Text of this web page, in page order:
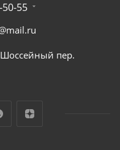
55
Шоссейный пер.